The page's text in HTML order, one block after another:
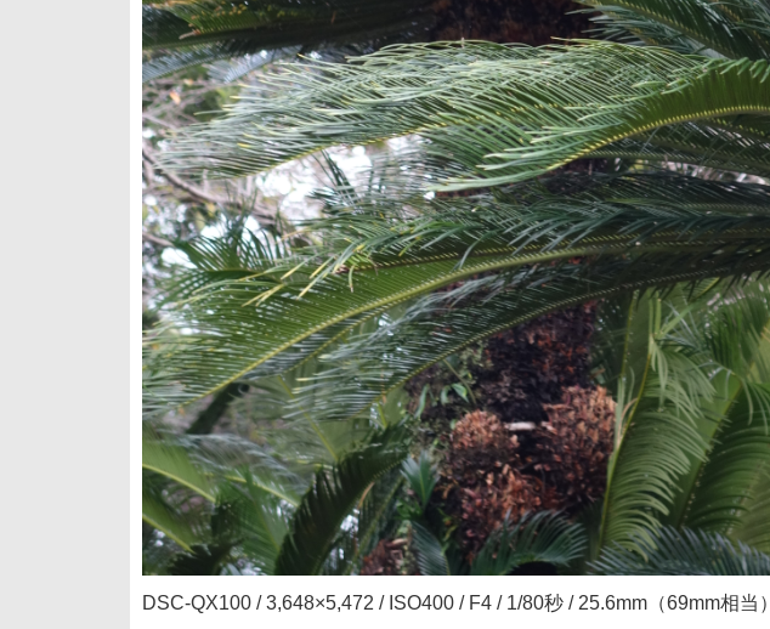
DSC-QX100 / 3,648×5,472 / ISO400 / F4 / 1/80秒 / 25.6mm（69mm相当）